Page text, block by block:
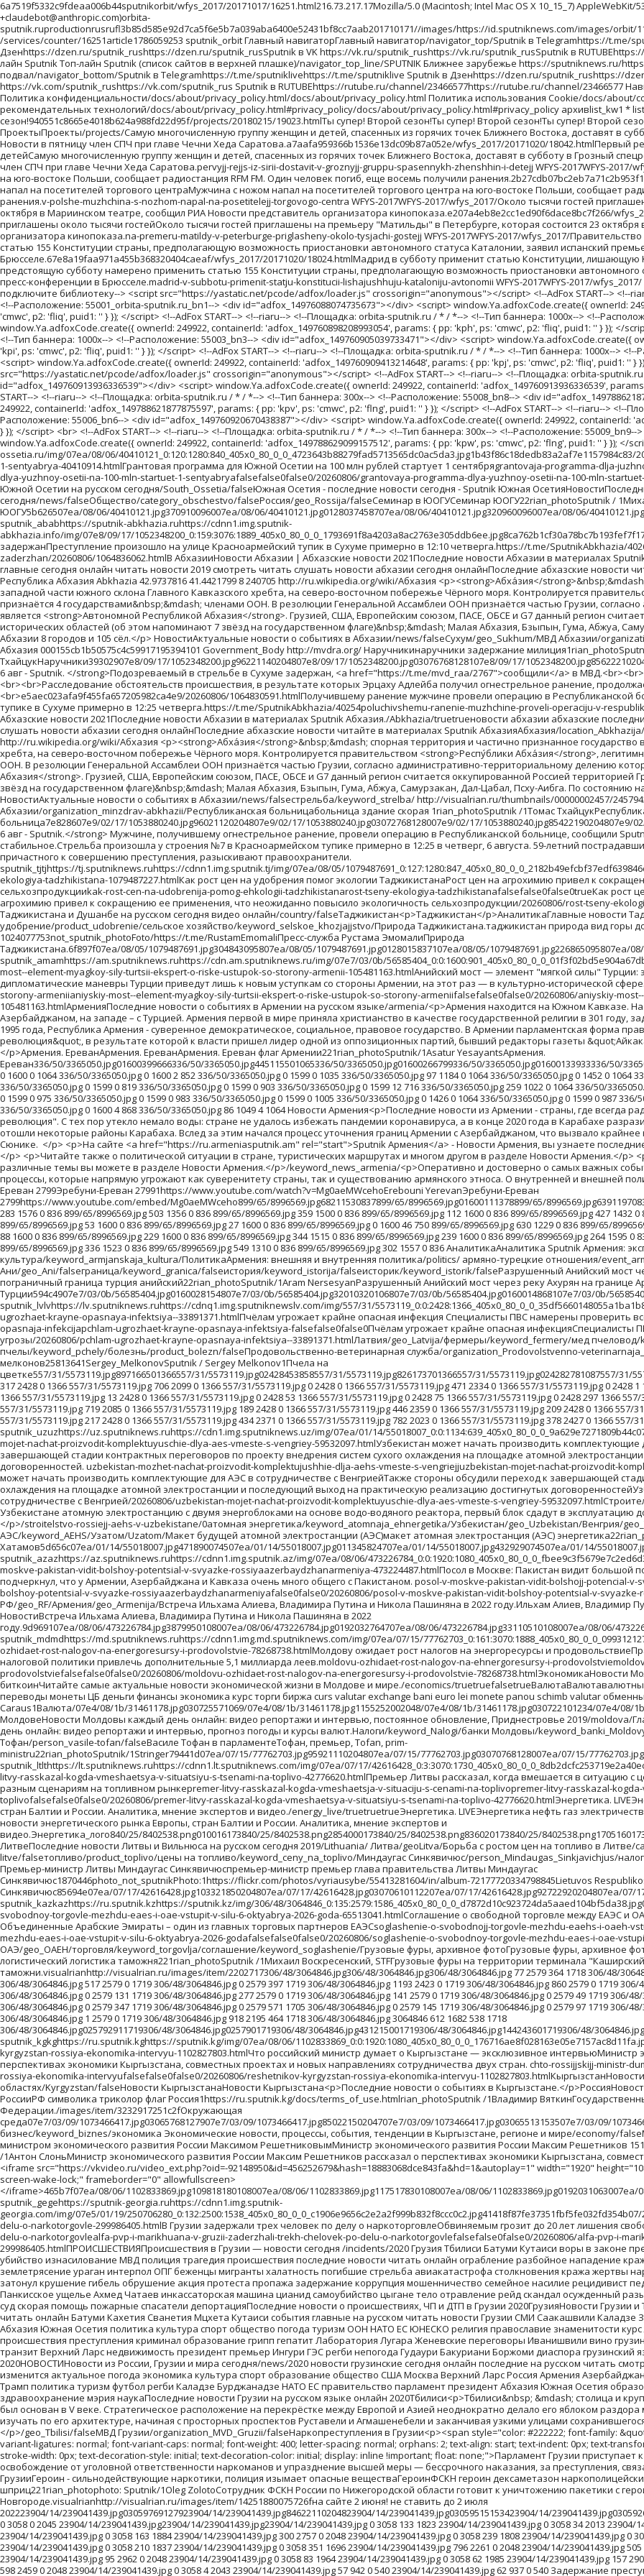
6a7519f5332c9fdeaa006b44sputnikorbit/wfys_2017/20171017/16251.html216.73.217.17Mozilla/5.0 (Macintosh; Intel Mac OS X 10_15_7) AppleWebKit/537.36 (KHTML, like Gecko) Chrome/131.0.0.0 Safari/537.36; ClaudeBot/1.0; +claudebot@anthropic.com)orbita-sputnik.ruproductionrusrufl3b85d585e92d7ca5f6e5b7a039aba6400e52431bf8cc7aab201710171//images/https://id.sputniknews.com/images/orbit/110001000030000https://cm.sputniknews.com/chatf4uoHwgT3L1productionhttps://sputniknews.ru.sputniknews.ru4419376 /services/counter/16251article1786059253 sputnik_orbit Главный навигаторГлавный навигатор/navigator_top/Sputnik в Telegramhttps://t.me/sputniklivehttps://t.me/sputnikliveSputnik в Дзенhttps://dzen.ru/sputnik_rushttps://dzen.ru/sputnik_rusSputnik в VK https://vk.ru/sputnik_rushttps://vk.ru/sputnik_rusSputnik в RUTUBEhttps://rutube.ru/channel/23466577https://rutube.ru/channel/23466577 Топ-лайн Sputnik Топ-лайн Sputnik (список сайтов в верхней плашке)/navigator_top_line/SPUTNIK Ближнее зарубежье https://sputniknews.ru/https://sputniknews.ru/ Навигатор подвалНавигатор подвал/navigator_bottom/Sputnik в Telegramhttps://t.me/sputniklivehttps://t.me/sputniklive Sputnik в Дзенhttps://dzen.ru/sputnik_rushttps://dzen.ru/sputnik_rus Sputnik в VK https://vk.com/sputnik_rushttps://vk.com/sputnik_rus Sputnik в RUTUBEhttps://rutube.ru/channel/23466577https://rutube.ru/channel/23466577 НавигаторНавигатор нижний футер для Политик и т.п./navigator_policy/Политика конфиденциальности/docs/about/privacy_policy.html/docs/about/privacy_policy.html Политика использования Cookie/docs/about/cookie_policy.html/docs/about/cookie_policy.html Правила применения рекомендательных технологий/docs/about/privacy_policy.html#privacy_policy/docs/about/privacy_policy.html#privacy_policy архивlist_kw1 * list_kw2 * list_kw3/archive/Ты супер! Второй сезон!940551c8665e4018b624a988fd22d95f/projects/20180215/19023.htmlТы супер! Второй сезон!Ты супер! Второй сезон!Ты супер! Второй сезон!ty-super-vtorojj-sezon Ты супер! Второй сезон! ПроектыПроекты/projects/Самую многочисленную группу женщин и детей, спасенных из горячих точек Ближнего Востока, доставят в субботу в Грозный спецрейсом из сирийского Хмеймима, сообщила РИА Новости в пятницу член СПЧ при главе Чечни Хеда Саратова.a7aafa959366b1536e13dc09b87a052e/wfys_2017/20171020/18042.htmlПервый рейс из Сирии доставит в Грозный группу спасенных женщин и детейСамую многочисленную группу женщин и детей, спасенных из горячих точек Ближнего Востока, доставят в субботу в Грозный спецрейсом из сирийского Хмеймима, сообщила РИА Новости в пятницу член СПЧ при главе Чечни Хеда Саратова.pervyjj-rejjs-iz-sirii-dostavit-v-groznyjj-gruppu-spasennykh-zhenshhin-i-detejj WFYS-2017WFYS-2017/wfys_2017/Мужчина с ножом напал на посетителей торгового центра на юго-востоке Польши, сообщает радиостанция RFM FM. Один человек погиб, еще восемь получили ранения.2b27cdb07bc2eb7a71c2b953f1777c13/wfys_2017/20171020/18035.htmlВ Польше мужчина с ножом напал на посетителей торгового центраМужчина с ножом напал на посетителей торгового центра на юго-востоке Польши, сообщает радиостанция RFM FM. Один человек погиб, еще восемь получили ранения.v-polshe-muzhchina-s-nozhom-napal-na-posetitelejj-torgovogo-centra WFYS-2017WFYS-2017/wfys_2017/Около тысячи гостей приглашены на премьеру "Матильды" в Петербурге, которая состоится 23 октября в Мариинском театре, сообщил РИА Новости представитель организатора кинопоказа.e207a4eb8e2cc1ed90f6dace8bc7f266/wfys_2017/20171020/18029.htmlНа премьеру "Матильды" в Петербурге приглашены около тысячи гостейОколо тысячи гостей приглашены на премьеру "Матильды" в Петербурге, которая состоится 23 октября в Мариинском театре, сообщил РИА Новости представитель организатора кинопоказа.na-premeru-matildy-v-peterburge-priglasheny-okolo-tysjachi-gostejj WFYS-2017WFYS-2017/wfys_2017/Правительство Испании на заседании в предстоящую субботу намерено применить статью 155 Конституции страны, предполагающую возможность приостановки автономного статуса Каталонии, заявил испанский премьер Мариано Рахой на пресс-конференции в Брюсселе.67e8a19faa971a455b368320404caeaf/wfys_2017/20171020/18024.htmlМадрид в субботу применит статью Конституции, лишающую Каталонию автономииПравительство Испании на заседании в предстоящую субботу намерено применить статью 155 Конституции страны, предполагающую возможность приостановки автономного статуса Каталонии, заявил испанский премьер Мариано Рахой на пресс-конференции в Брюсселе.madrid-v-subbotu-primenit-statju-konstitucii-lishajushhuju-kataloniju-avtonomii WFYS-2017WFYS-2017/wfys_2017/ архивlist_kw1 * list_kw2 * list_kw3/archive/ <!--В head сайта один раз подключите библиотеку--> <script src="https://yastatic.net/pcode/adfox/loader.js" crossorigin="anonymous"></script> <!--AdFox START--> <!--riaru--> <!--Площадка: orbita-sputnik.ru / * / *--> <!--Тип баннера: 1000x--> <!--Расположение: 55001_orbita-sputnik.ru_bn1--> <div id="adfox_14976088074735673"></div> <script> window.Ya.adfoxCode.create({ ownerId: 249922, containerId: 'adfox_14976088074735673', params: { pp: 'kpg', ps: 'cmwc', p2: 'fliq', puid1: '' } }); </script> <!--AdFox START--> <!--riaru--> <!--Площадка: orbita-sputnik.ru / * / *--> <!--Тип баннера: 1000x--> <!--Расположение: 55002_bn2--> <div id="adfox_149760898208993054"></div> <script> window.Ya.adfoxCode.create({ ownerId: 249922, containerId: 'adfox_149760898208993054', params: { pp: 'kph', ps: 'cmwc', p2: 'fliq', puid1: '' } }); </script> <!--AdFox START--> <!--riaru--> <!--Площадка: orbita-sputnik.ru / * / *--> <!--Тип баннера: 1000x--> <!--Расположение: 55003_bn3--> <div id="adfox_149760905039733471"></div> <script> window.Ya.adfoxCode.create({ ownerId: 249922, containerId: 'adfox_149760905039733471',
овод/keyword_med_pchelovod/пчеловодство/keyword_pchelovodstvo/пчелы/keyword_pchely/болезнь/product_bolezn/falseПродовольственно-ветеринарная служба/organization_Prodovolstvenno-veterinarnaja_sluzhba/Пчела на цветкеПчела на цветкемед пасека мелконов25813641Sergey_MelkonovSputnik / Sergey Melkonov1Пчела на цветке557/31/5573119.jpg897166501366557/31/5573119.jpg02428453858557/31/5573119.jpg826173701366557/31/5573119.jpg024282781087557/31/5573119.jpg02428711285557/31/5573119.jpg225227401366557/31/5573119.jpg024282231194557/31/5573119.jpg0242801366557/31/5573119.jpg384220501366557/31/5573119.jpg598196401366557/31/5573119.jpg 317 2428 0 1366 557/31/5573119.jpg 706 2099 0 1366 557/31/5573119.jpg 0 2428 0 1366 557/31/5573119.jpg 471 2334 0 1366 557/31/5573119.jpg 0 2428 1 1366 557/31/5573119.jpg 583